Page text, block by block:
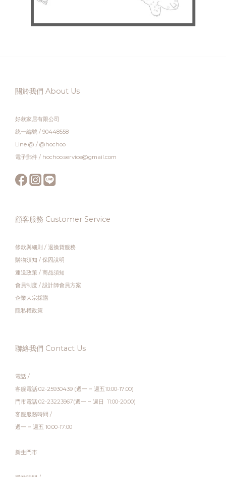
關於我們 About Us
好萩家居有限公司
統一編號 / 90448558
Line @ / @hochoo
電子郵件 / hochoo.service@gmail.com
顧客服務 Customer Service
條款與細則 / 退換貨服務
購物須知 / 保固說明
運送政策 / 商品須知
會員制度 / 設計師會員方案
企業大宗採購
隱私權政策
聯絡我們 Contact Us
電話 /
客服電話:02-25930439 (週一 ~ 週五10:00-17:00)
門市電話:02-23223967(週一 ~ 週日 11:00-20:00)
客服服務時間 /
週一 ~ 週五 10:00-17:00
新生門市